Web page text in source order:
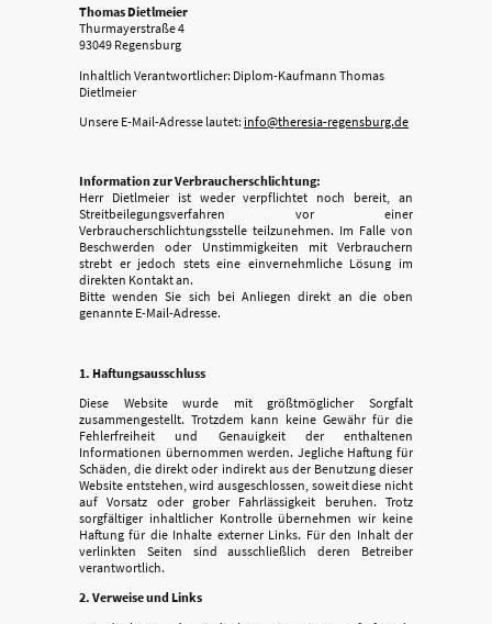
Thomas Dietlmeier
Thurmayerstraße 4
93049 Regensburg
Inhaltlich Verantwortlicher: Diplom-Kaufmann Thomas
Dietlmeier
Unsere E-Mail-Adresse lautet: info@theresia-regensburg.de
Information zur Verbraucherschlichtung:
Herr Dietlmeier ist weder verpflichtet noch bereit, an
Streitbeilegungsverfahren vor einer
Verbraucherschlichtungsstelle teilzunehmen. Im Falle von
Beschwerden oder Unstimmigkeiten mit Verbrauchern
strebt er jedoch stets eine einvernehmliche Lösung im
direkten Kontakt an.
Bitte wenden Sie sich bei Anliegen direkt an die oben
genannte E-Mail-Adresse.
1. Haftungsausschluss
Diese Website wurde mit größtmöglicher Sorgfalt
zusammengestellt. Trotzdem kann keine Gewähr für die
Fehlerfreiheit und Genauigkeit der enthaltenen
Informationen übernommen werden. Jegliche Haftung für
Schäden, die direkt oder indirekt aus der Benutzung dieser
Website entstehen, wird ausgeschlossen, soweit diese nicht
auf Vorsatz oder grober Fahrlässigkeit beruhen. Trotz
sorgfältiger inhaltlicher Kontrolle übernehmen wir keine
Haftung für die Inhalte externer Links. Für den Inhalt der
verlinkten Seiten sind ausschließlich deren Betreiber
verantwortlich.
2. Verweise und Links